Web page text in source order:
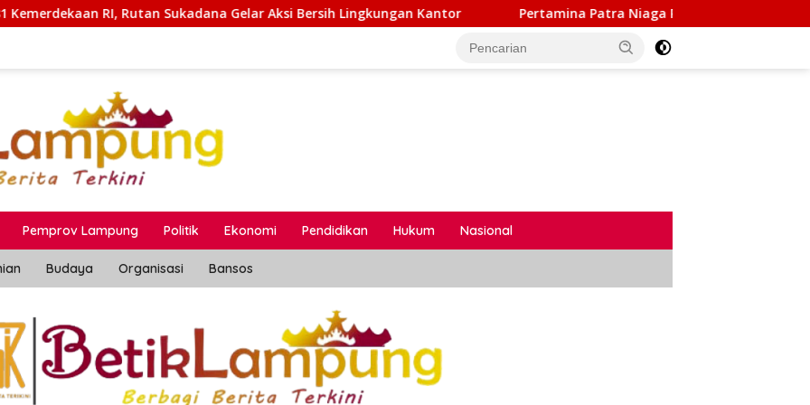
Gelar Aksi Bersih Lingkungan Kantor Pertamina Patra Niaga Regional Sumbagsel Raih Gold TJSL & CSR
Pemprov Lampung Politik Ekonomi Pendidikan Hukum Nasional
Budaya Organisasi Bansos